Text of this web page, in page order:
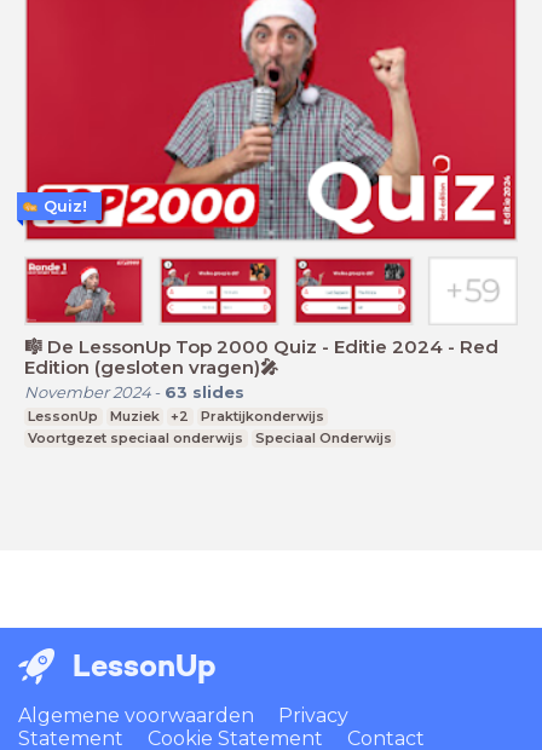
🎼 De LessonUp Top 2000 Quiz - Editie 2024 - Red
Edition (gesloten vragen)🎤
November 2024- 63 slides
LessonUp Muziek +2
Praktijkonderwijs
Voortgezet speciaal onderwijs
Speciaal Onderwijs
Quiz!
LessonUp
Algemene voorwaarden
Privacy
Statement
Cookie Statement Contact